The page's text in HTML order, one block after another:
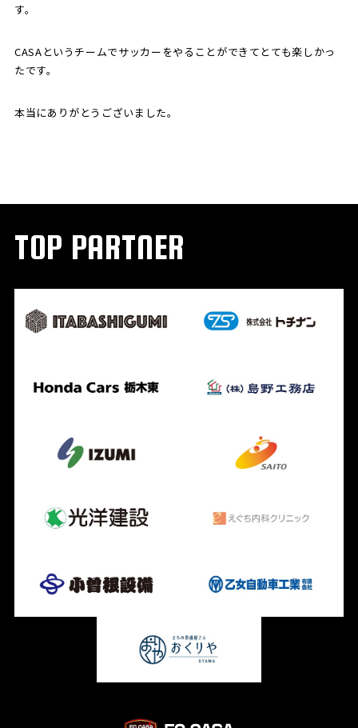
す。
CASAというチームでサッカーをやることができてとても楽しかっ
たです。
本当にありがとうございました。
TOP PARTNER